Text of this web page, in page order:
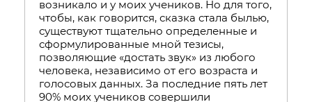
возникало и у моих учеников. Но для того,
чтобы, как говорится, сказка стала былью,
существуют тщательно определенные и
сформулированные мной тезисы,
позволяющие «достать звук» из любого
человека, независимо от его возраста и
голосовых данных. За последние пять лет
90% моих учеников совершили